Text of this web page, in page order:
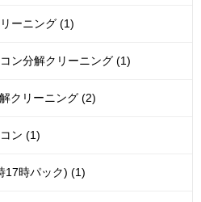
ーニング (1)
ン分解クリーニング (1)
クリーニング (2)
ン (1)
17時パック) (1)